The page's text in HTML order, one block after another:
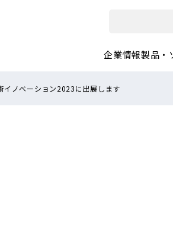
企業情報製品・
イノベーション2023に出展します